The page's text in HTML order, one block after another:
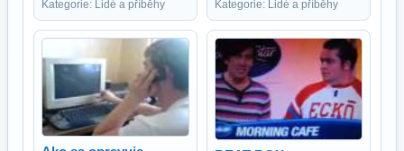
Kategorie: Lidé a příběhy
Kategorie: Lidé a příběhy